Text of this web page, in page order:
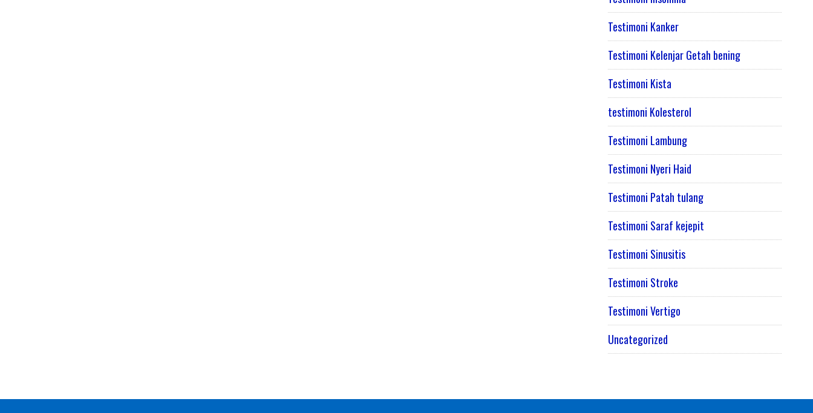
Testimoni Kanker
Testimoni Kelenjar Getah bening
Testimoni Kista
testimoni Kolesterol
Testimoni Lambung
Testimoni Nyeri Haid
Testimoni Patah tulang
Testimoni Saraf kejepit
Testimoni Sinusitis
Testimoni Stroke
Testimoni Vertigo
Uncategorized